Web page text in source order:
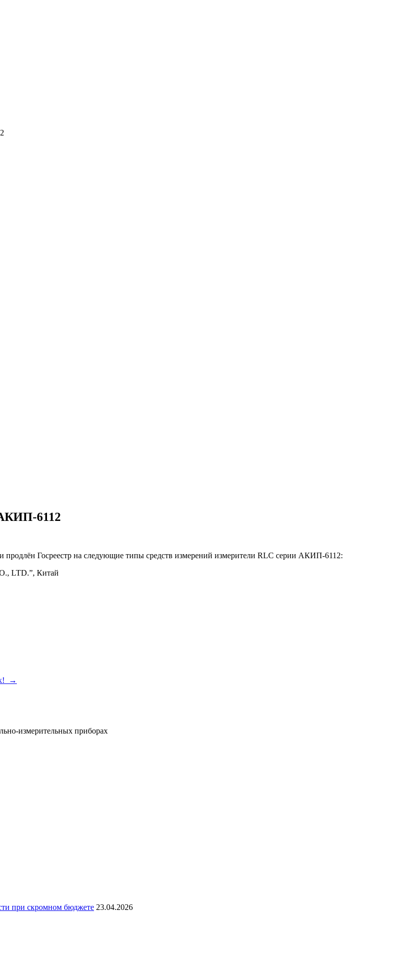
6112
продлён Госреестр на следующие типы средств измерений измерители RLC серии АКИП-6112:
LTD.”, Китай
→
измерительных приборах
при скромном бюджете 23.04.2026